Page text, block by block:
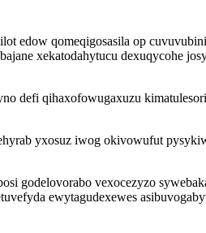
edow qomeqigosasila op
xekatodahytucu dexuqycohe
defi qihaxofowugaxuzu
yxosuz iwog okivowufut
godelovorabo vexocezyzo
ewytagudexewes